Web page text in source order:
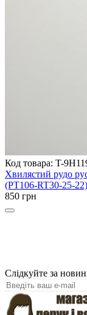
Код товара: T-
Хвилястий рудо
(PT106-RT30-25-22)
850 грн
Слідкуйте за